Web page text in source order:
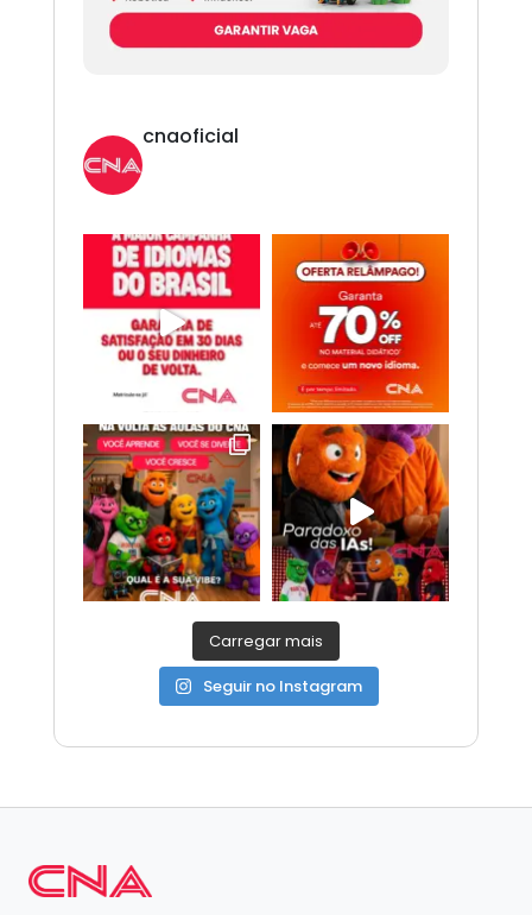
cnaoficial
Novo CNA. Vem com tudo!
Espanhol, Programação, Robótica, IA e
Carregar mais
Seguir no Instagram